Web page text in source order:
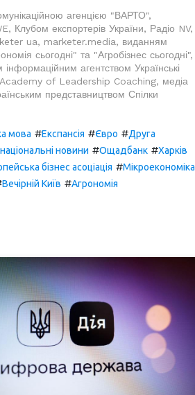
агенцією "ВАРТО",
Клубом експортерів України, Радіо NV,
ua, marketer.media, виданням
сьогодні" та "Агробізнес сьогодні",
агентством Українські
Academy of Leadership Coaching, медіа
представництвом Спілки
мова #Експансія #Євро #Друга
новини #Ощадбанк #Харків
бізнес асоціація #Мікроекономіка
Вечірній Київ #Агрономія